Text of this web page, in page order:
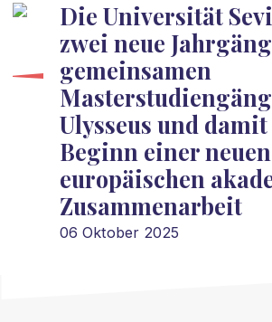
Die Universität
zwei neue
gemeinsamen
Ulysseus und damit
Beginn einer
europäischen
Zusammenarbeit
06 Oktober 2025